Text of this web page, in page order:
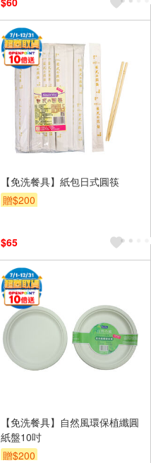
【免洗餐具】紙包日式圓筷
贈$200
$65
【免洗餐具】自然風環保植纖圓
紙盤10吋
贈$200